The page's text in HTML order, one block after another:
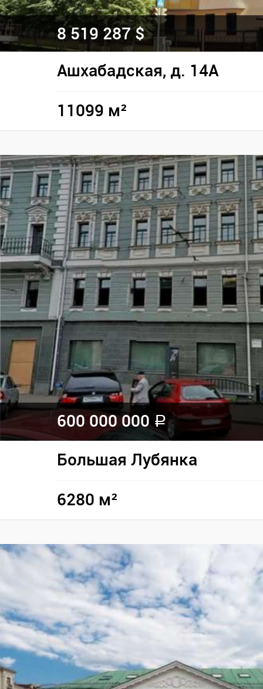
8 519 287 $
Ашхабадская, д. 14А
11099 м²
600 000 000 a
Большая Лубянка
6280 м²